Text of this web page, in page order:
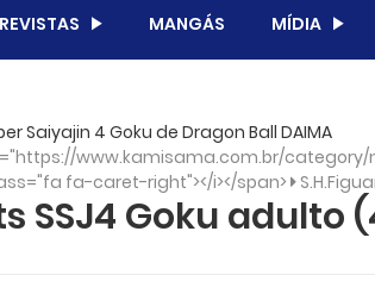
MANGÁS MÍDIA
Saiyajin 4 Goku de Dragon Ball DAIMA
www.kamisama.com.br/category/
fa-caret-right"></i></span>
SSJ4 Goku adulto